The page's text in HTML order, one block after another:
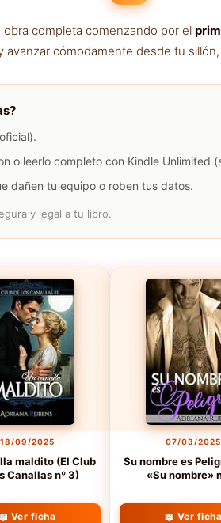
completa comenzando por el
cómodamente desde tu
o leerlo completo con Kindle
dañen tu equipo o roben tus datos.
y legal a tu libro.
18/09/2025
maldito (El Club
Canallas nº 3)
Ver ficha
07/03/2025
Su nombre es
«Su nombre»
📖 Ver ficha